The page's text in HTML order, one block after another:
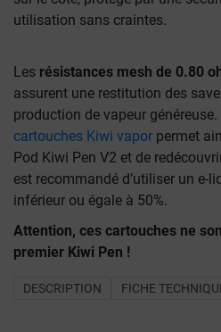
utilisation sans craintes.
Les résistances mesh de 0.80
assurent une restitution des
production de vapeur généreuse.
cartouches Kiwi vapor permet
Pod Kiwi Pen V2 et de
est recommandé d’utiliser un e-
inférieur ou égale à 50%.
Attention, ces cartouches ne
premier Kiwi Pen !
DESCRIPTION FICHE